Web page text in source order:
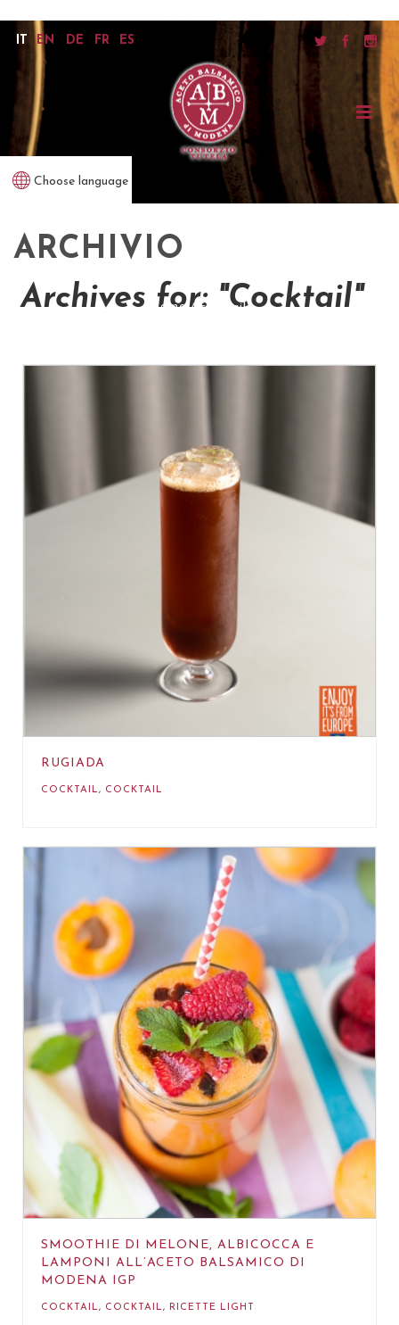
Choose language
home/ cocktail
IT EN DE FR ES
ARCHIVIO
Archives for: "Cocktail"
RUGIADA
COCKTAIL, COCKTAIL
SMOOTHIE DI MELONE, ALBICOCCA E
LAMPONI ALL’ACETO BALSAMICO DI
MODENA IGP
COCKTAIL, COCKTAIL, RICETTE LIGHT